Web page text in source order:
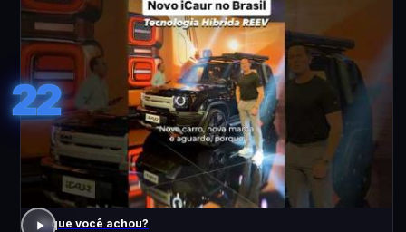
22
O que você achou?